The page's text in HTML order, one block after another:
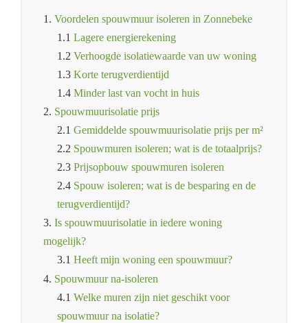
1. Voordelen spouwmuur isoleren in Zonnebeke
1.1 Lagere energierekening
1.2 Verhoogde isolatiewaarde van uw woning
1.3 Korte terugverdientijd
1.4 Minder last van vocht in huis
2. Spouwmuurisolatie prijs
2.1 Gemiddelde spouwmuurisolatie prijs per m²
2.2 Spouwmuren isoleren; wat is de totaalprijs?
2.3 Prijsopbouw spouwmuren isoleren
2.4 Spouw isoleren; wat is de besparing en de
terugverdientijd?
3. Is spouwmuurisolatie in iedere woning
mogelijk?
3.1 Heeft mijn woning een spouwmuur?
4. Spouwmuur na-isoleren
4.1 Welke muren zijn niet geschikt voor
spouwmuur na isolatie?